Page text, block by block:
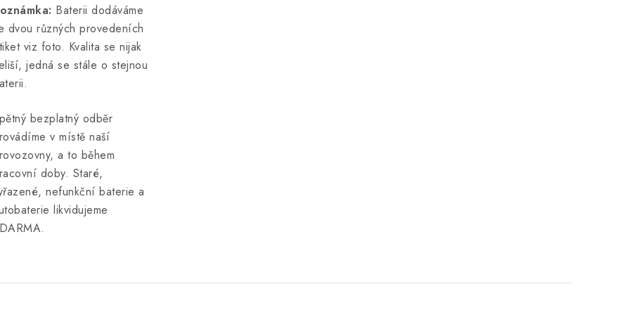
Baterii dodáváme
dvou různých provedeních
viz foto. Kvalita se nijak
jedná se stále o stejnou
bezplatný odběr
v místě naší
a to během
doby. Staré,
nefunkční baterie a
likvidujeme